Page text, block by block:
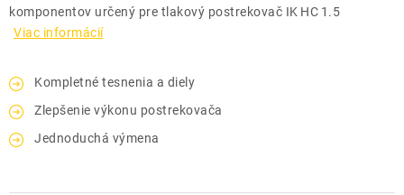
komponentov určený pre tlakový postrekovač IK HC 1.5
Viac informácií
Kompletné tesnenia a diely
Zlepšenie výkonu postrekovača
Jednoduchá výmena